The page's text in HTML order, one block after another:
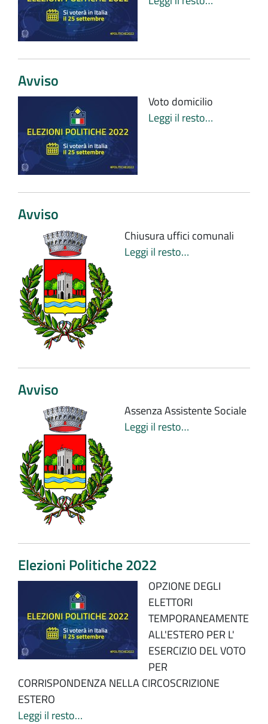
Avviso
Voto domicilio
Leggi il resto…
Avviso
Chiusura uffici comunali
Leggi il resto…
Avviso
Assenza Assistente Sociale
Leggi il resto…
Elezioni Politiche 2022
OPZIONE DEGLI
ELETTORI
TEMPORANEAMENTE
ALL'ESTERO PER L'
ESERCIZIO DEL VOTO
PER
CORRISPONDENZA NELLA CIRCOSCRIZIONE
ESTERO
Leggi il resto…